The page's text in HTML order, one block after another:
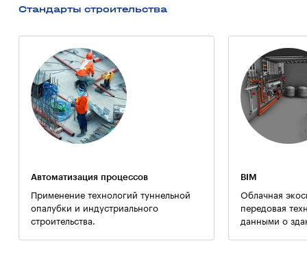
Стандарты строительства
Автоматизация процессов
Применение технологий туннельной
опалубки и индустриального
строительства.
BIM
Облачная
передовая
данными о